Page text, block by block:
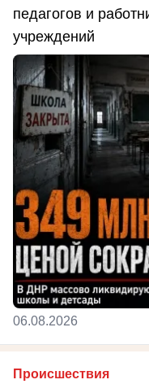
педагогов и
учреждений
06.08.2026
Происшествия